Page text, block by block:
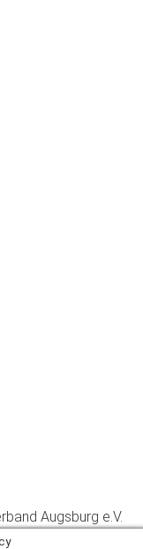
Augsburg e.V.